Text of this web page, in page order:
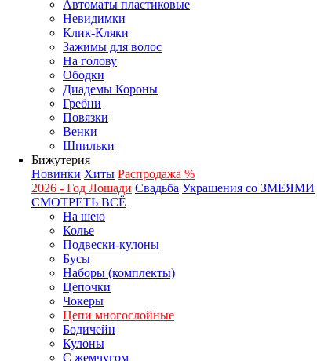
Автоматы пластиковые
Невидимки
Клик-Кляки
Зажимы для волос
На голову
Ободки
Диадемы Короны
Гребни
Повязки
Венки
Шпильки
Бижутерия
Новинки Хиты Распродажа %
2026 - Год Лошади Свадьба Украшения со ЗМЕЯМИ
СМОТРЕТЬ ВСЁ
На шею
Колье
Подвески-кулоны
Бусы
Наборы (комплекты)
Цепочки
Чокеры
Цепи многослойные
Бодичейн
Кулоны
С жемчугом